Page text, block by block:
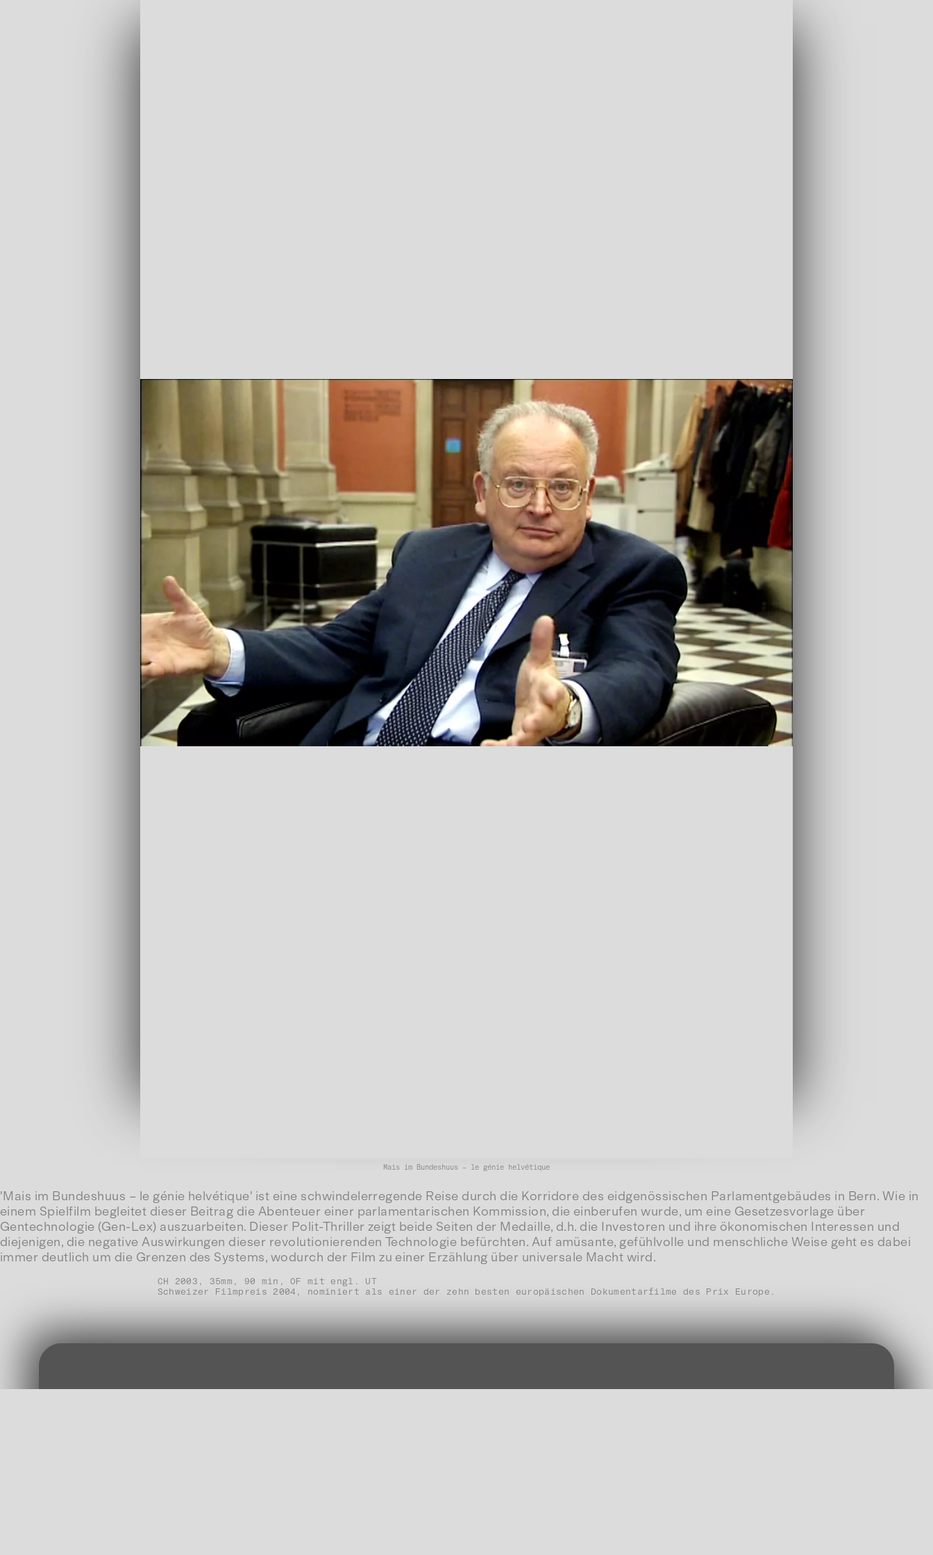
Mais im Bundeshuus – le génie helvétique
'Mais im Bundeshuus – le génie helvétique' ist eine schwindelerregende Reise durch die Korridore des eidgenössischen Parlamentgebäudes in Bern. Wie in
einem Spielfilm begleitet dieser Beitrag die Abenteuer einer parlamentarischen Kommission, die einberufen wurde, um eine Gesetzesvorlage über
Gentechnologie (Gen-Lex) auszuarbeiten. Dieser Polit-Thriller zeigt beide Seiten der Medaille, d.h. die Investoren und ihre ökonomischen Interessen und
diejenigen, die negative Auswirkungen dieser revolutionierenden Technologie befürchten. Auf amüsante, gefühlvolle und menschliche Weise geht es dabei
immer deutlich um die Grenzen des Systems, wodurch der Film zu einer Erzählung über universale Macht wird.
CH 2003, 35mm, 90 min, OF mit engl. UT
Schweizer Filmpreis 2004, nominiert als einer der zehn besten europäischen Dokumentarfilme des Prix Europe.